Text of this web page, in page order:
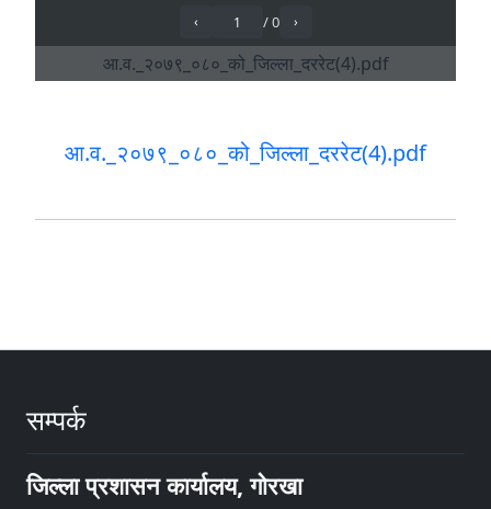
आ.व._२०७९_०८०_को_जिल्ला_दररेट(4).pdf
सम्पर्क
जिल्ला प्रशासन कार्यालय, गाेरखा